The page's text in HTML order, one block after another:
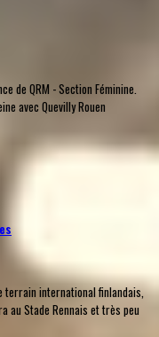
de QRM - Section Féminine.
avec Quevilly Rouen
terrain international finlandais,
au Stade Rennais et très peu